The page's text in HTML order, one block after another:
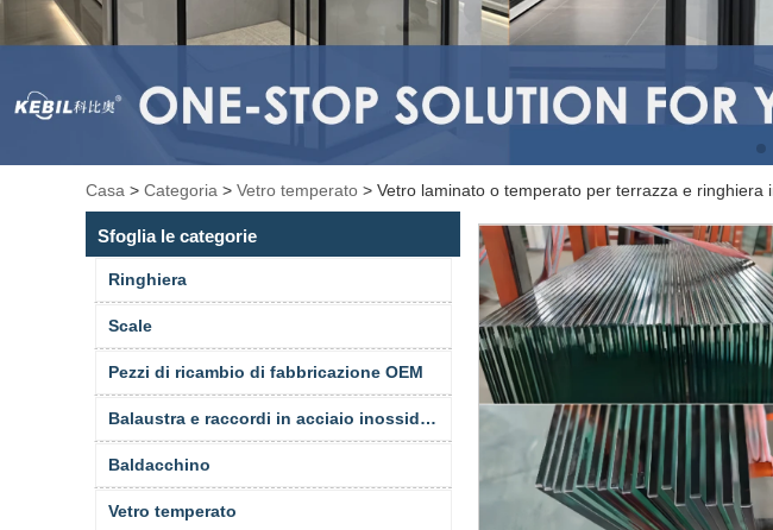
Casa > Categoria > Vetro temperato > Vetro laminato o temperato per terrazza e ringhiera
Sfoglia le categorie
Ringhiera
Scale
Pezzi di ricambio di fabbricazione OEM
Balaustra e raccordi in acciaio inossidabile
Baldacchino
Vetro temperato